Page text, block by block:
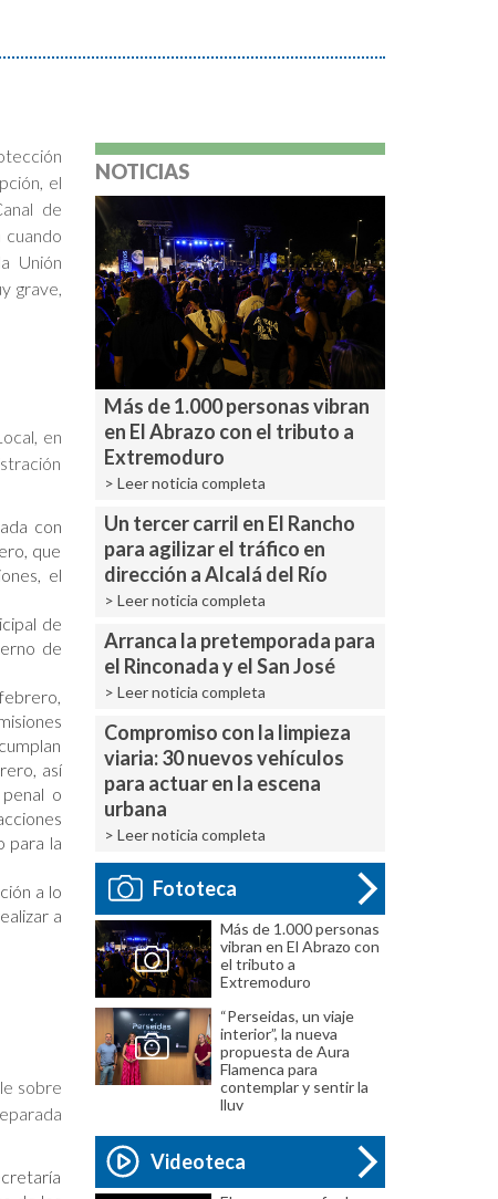
el
de
Unión
grave,
en
con
que
el
de
de
así
o
para la
a lo
a
sobre
NOTICIAS
Más de 1.000 personas vibran
en El Abrazo con el tributo a
Extremoduro
> Leer noticia completa
Un tercer carril en El Rancho
para agilizar el tráfico en
dirección a Alcalá del Río
> Leer noticia completa
Arranca la pretemporada para
el Rinconada y el San José
> Leer noticia completa
Compromiso con la limpieza
viaria: 30 nuevos vehículos
para actuar en la escena
urbana
> Leer noticia completa
Fototeca
Más de 1.000 personas
vibran en El Abrazo con
el tributo a
Extremoduro
“Perseidas, un viaje
interior”, la nueva
propuesta de Aura
Flamenca para
contemplar y sentir la
lluv
Videoteca